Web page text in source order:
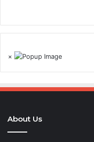
×
About Us